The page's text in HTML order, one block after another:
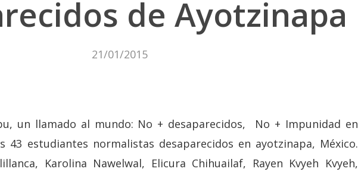
de Ayotzinapa
21/01/2015
un llamado al mundo: No + desaparecidos, No + Impunidad en
43 estudiantes normalistas desaparecidos en ayotzinapa, México.
Karolina Nawelwal, Elicura Chihuailaf, Rayen Kvyeh Kvyeh,